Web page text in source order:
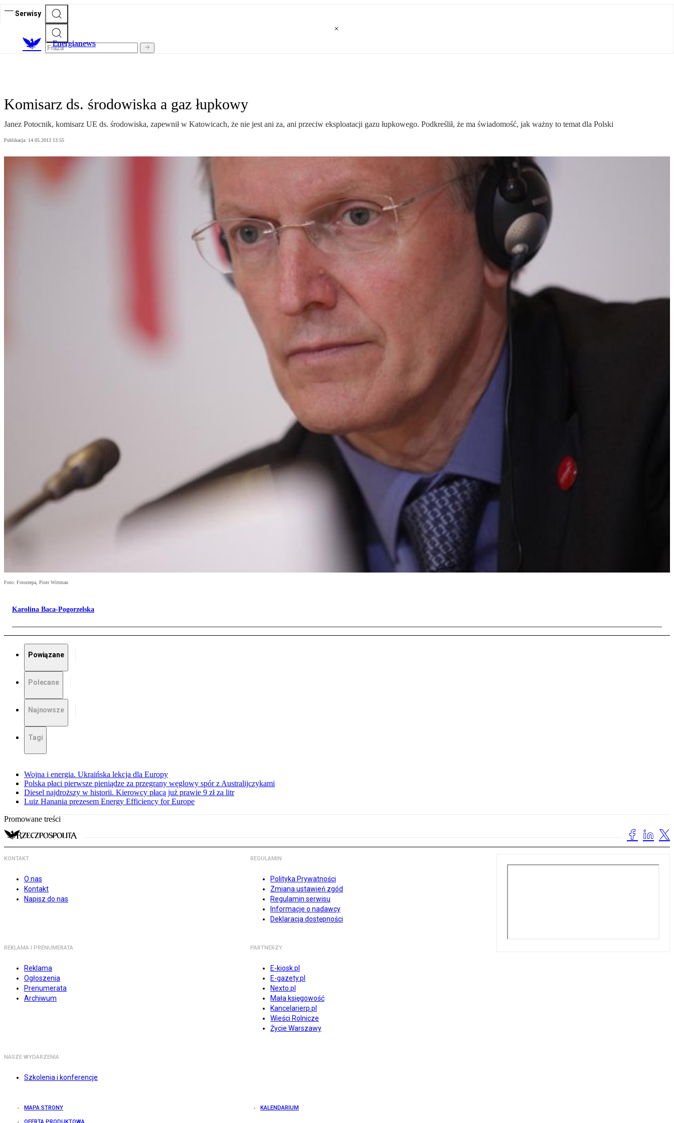
Serwisy
Energianews
Komisarz ds. środowiska a gaz łupkowy
Janez Potocnik, komisarz UE ds. środowiska, zapewnił w Katowicach, że nie jest ani za, ani przeciw eksploatacji gazu łupkowego. Podkreślił, że ma świadomość, jak ważny to temat dla Polski
Publikacja: 14.05.2013 13:55
Foto: Fotorzepa, Piotr Wittman
Karolina Baca-Pogorzelska
Powiązane
Polecane
Najnowsze
Tagi
Wojna i energia. Ukraińska lekcja dla Europy
Polska płaci pierwsze pieniądze za przegrany węglowy spór z Australijczykami
Diesel najdroższy w historii. Kierowcy płacą już prawie 9 zł za litr
Luiz Hanania prezesem Energy Efficiency for Europe
Promowane treści
KONTAKT
O nas
Kontakt
Napisz do nas
REGULAMIN
Polityka Prywatności
Zmiana ustawień zgód
Regulamin serwisu
Informacje o nadawcy
Deklaracja dostępności
REKLAMA I PRENUMERATA
Reklama
Ogłoszenia
Prenumerata
Archiwum
PARTNERZY
E-kiosk.pl
E-gazety.pl
Nexto.pl
Mała księgowość
Kancelarierp.pl
Wieści Rolnicze
Życie Warszawy
NASZE WYDARZENIA
Szkolenia i konferencje
MAPA STRONY KALENDARIUM